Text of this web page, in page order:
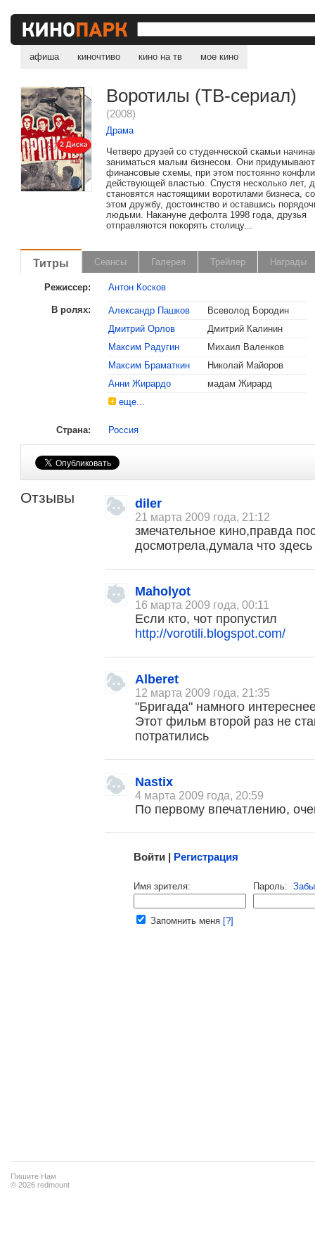
афиша киночтиво кино на тв мое кино
Воротилы (ТВ-сериал)
(2008)
Драма
Четверо друзей со студенческой скамьи
заниматься малым бизнесом. Они
финансовые схемы, при этом постоянно
действующей властью. Спустя несколько лет,
становятся настоящими воротилами бизнеса,
этом дружбу, достоинство и оставшись
людьми. Накануне дефолта 1998 года, друзья
отправляются покорять столицу...
Титры Сеансы Галерея Трейлер Награды
Режиссер: Антон Косков
В ролях: Александр Пашков
Всеволод Бородин
Дмитрий Орлов
Дмитрий Калинин
Максим Радугин
Михаил Валенков
Максим Браматкин
Николай Майоров
Анни Жирардо
мадам Жирард
еще...
Страна: Россия
Отзывы diler
21 марта 2009 года, 21:12
змечательное кино,правда
досмотрела,думала что
Maholyot
16 марта 2009 года, 00:11
Если кто, чот пропустил
http://vorotili.blogspot.com/
Alberet
12 марта 2009 года, 21:35
"Бригада" намного
Этот фильм второй раз не
потратились
Nastix
4 марта 2009 года, 20:59
По первому впечатлению,
, поделитесь своим мнением
Малосодержательные и грубые отзывы нещадно
Войти | Регистрация
Имя зрителя: Пароль:
Запомнить меня [?]
Пишите Нам
© 2026 redmount